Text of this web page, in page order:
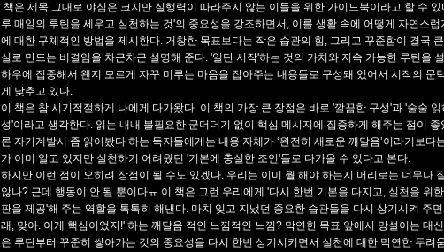
책은 제목 그대로 야심은 크지만 실행력이 따라주지 않는 이들을 위한 가이드북이라고 할 수 있
루 매일의 루틴을 세우고 실천하는 것'의 중요성을 강조하면서, 이를 생활 속에 어떻게 자연스럽
에 대한 구체적인 방법을 제시한다. 거창한 목표보다는 작은 습관의 힘, 그리고 꾸준함이 결국
실로 만드는 비결임을 차근차근 설명해 준다. '일단 시작'하는 것의 가치와 지속 가능한 루틴을
하우에 집중해서 왠지 모르게 자꾸 미루는 마음을 잡아주는 내용들로 구성돼 있어서 시작의 문
게 낮추고 있다.
이 책은 참 시기적절하게 나에게 다가왔다. 이 책의 가장 큰 장점은 바로 '깔끔한 구성'과 '술술 읽
성'이라고 생각한다. 읽는 내내 불필요한 군더더기 없이 핵심 메시지에 집중하게 해주는 점이 좋
론 자기계발서 좀 읽어봤다 하는 독자들에게는 내용 자체가 ‘완전히 새로운 깨달음’이라기보다
가 이미 알고 있지만 실천하기 어려웠던 '기본에 충실한 조언'들로 다가올 수 있다고 본다.
하지만 이런 점이 오히려 장점이 될 수도 있겠다. 우리는 이미 뭘 해야 하는지 머리로는 너무나
않나? 근데 행동이 안 될 뿐이다ㅠ 이 책은 그런 우리에게 '다시 한번 기본을 다지고, 실천을 위
판을 제공'해 주는 역할을 톡톡히 해낸다. 마치 잊고 지냈던 중요한 습관들을 다시 상기시켜 주
래, 맞아. 이게 핵심이었지!' 하는 깨달음 적인 느낌적인 느낌? 막연한 목표 앞에서 망설이는 대
은 루틴부터 꾸준히 쌓아가는 것의 중요성을 다시 한번 상기시키면서 실천에 대한 막연한 두려